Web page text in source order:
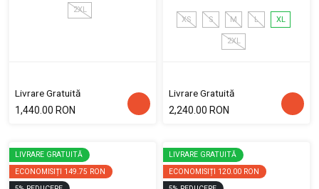
2XL
Livrare Gratuită
1,440.00 RON
XS S M L XL
2XL
Livrare Gratuită
2,240.00 RON
LIVRARE GRATUITĂ
ECONOMISIȚI 149.75 RON
LIVRARE GRATUITĂ
ECONOMISIȚI 120.00 RON